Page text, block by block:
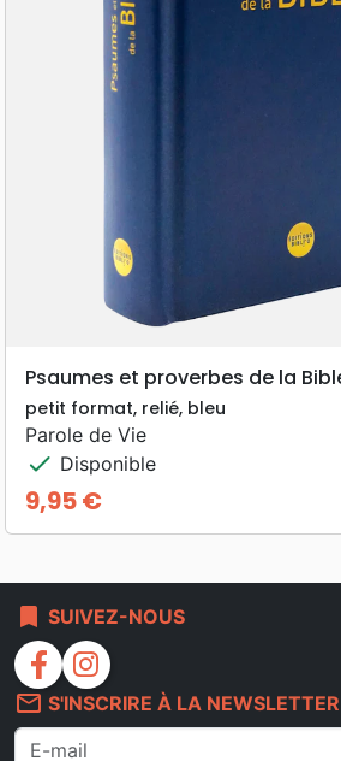
Psaumes et proverbes de la
petit format, relié, bleu
Parole de Vie
check Disponible
Prix
9,95 €
bookmark SUIVEZ-NOUS
facebook
instagram
mail_outline S'INSCRIRE À LA NEWSLETTER